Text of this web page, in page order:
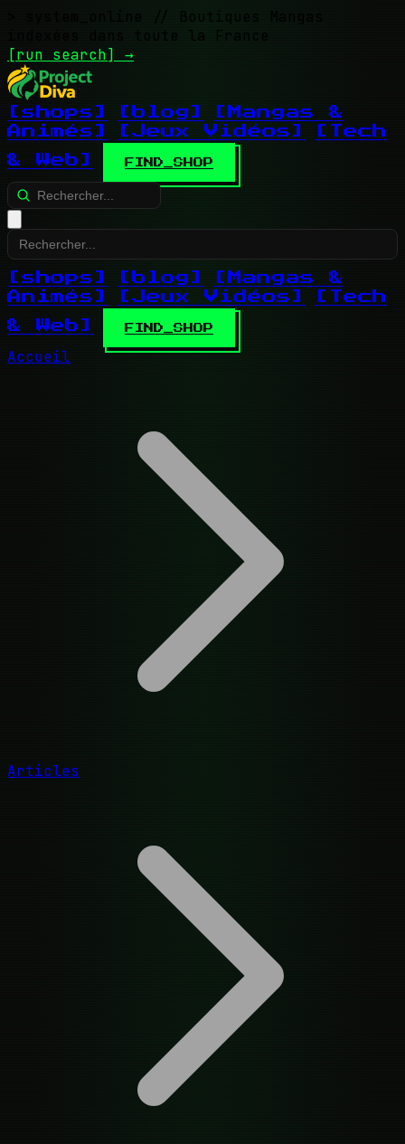
// Boutiques Mangas
indexées dans toute la France
[run search] →
[shops] [blog]
[Mangas &
Animés]
[Jeux Vidéos]
[Tech
& Web]
FIND_SHOP
[shops] [blog]
[Mangas &
Animés]
[Jeux Vidéos]
[Tech
& Web]
FIND_SHOP
Accueil
Articles